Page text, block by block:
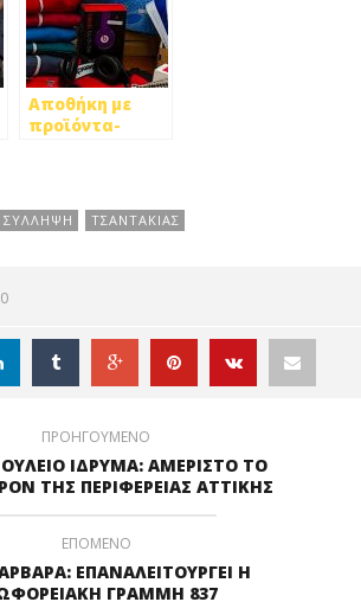
Αποθήκη με
προϊόντα-
ΣΥΛΛΗΨΗ ΤΣΑΝΤΑΚΙΑΣ
0
ΠΡΟΗΓΟΥΜΕΝΟ
ΙΔΡΥΜΑ: ΑΜΕΡΙΣΤΟ ΤΟ
ΤΗΣ ΠΕΡΙΦΕΡΕΙΑΣ ΑΤΤΙΚΗΣ
ΕΠΟΜΕΝΟ
ΕΠΑΝΑΛΕΙΤΟΥΡΓΕΙ Η
ΓΡΑΜΜΗ 837